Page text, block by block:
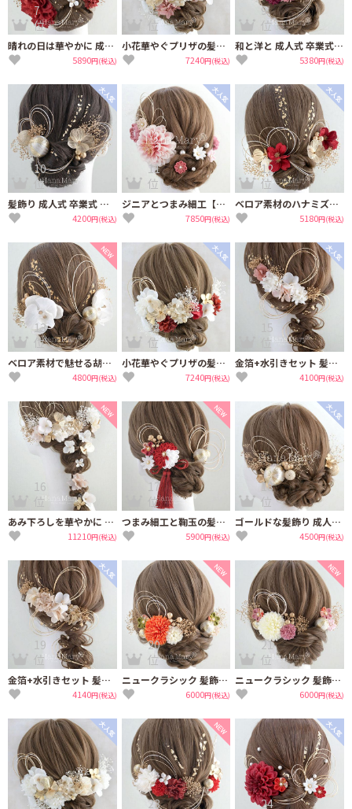
7
位
晴れの日は華やかに 成人式 卒業式 結婚式【赤】振袖 袴 水引き ヘアアクセ
5890円(税込)
8
位
小花華やぐプリザの髪飾り 成人式 卒業式 結婚式【ライムピンク】振袖 袴 着物 水引き
7240円(税込)
9
位
和と洋と 成人式 卒業式 前撮り【ボルドーピンク】袴 振袖 着物 水引き 鞠玉
5380円(税込)
10
位
髪飾り 成人式 卒業式 袴 振袖 着物 和装 水引き 和玉 【ゴールド 髪飾り】結婚式
4200円(税込)
11
位
ジニアとつまみ細工【淡なでしこ色】成人式 卒業式 結婚式 振袖 袴 髪飾り 着物 和装
7850円(税込)
12
位
ベロア素材のハナミズキ 髪飾り 成人式 卒業式 結婚式【赤 ゴールド】
5180円(税込)
13
位
ベロア素材で魅せる胡蝶蘭の髪飾り 成人式 卒業式 結婚式【白】振袖 袴 白無垢
4800円(税込)
14
位
小花華やぐプリザの髪飾り 成人式 卒業式 結婚式【お祝い紅白】振袖 袴 着物 水引き
7240円(税込)
15
位
金箔+水引きセット 髪飾り 卒業式 成人式 結婚式【くすみピンク】振袖 袴 髪飾り
4100円(税込)
16
位
あみ下ろしを華やかに プリザの髪飾り成人式 卒業式 結婚式【白】
11210円(税込)
17
位
つまみ細工と鞠玉の髪飾り 卒業式 成人式 振袖 袴 着物 結婚式【赤白】白無垢
5900円(税込)
18
位
ゴールドな髪飾り 成人式 卒業式 結婚式 振袖 袴 髪飾り 着物 和装
4500円(税込)
19
位
金箔+水引きセット 髪飾り 卒業式 成人式 結婚式【ベージュゴールド】振袖 袴 髪飾り 白
4140円(税込)
20
位
ニュークラシック 髪飾り 成人式 卒業式【レトロ】振袖 袴
6000円(税込)
21
位
ニュークラシック 髪飾り 成人式 卒業式 【マムとつまみ細工 和ピンク】
6000円(税込)
22 23 24